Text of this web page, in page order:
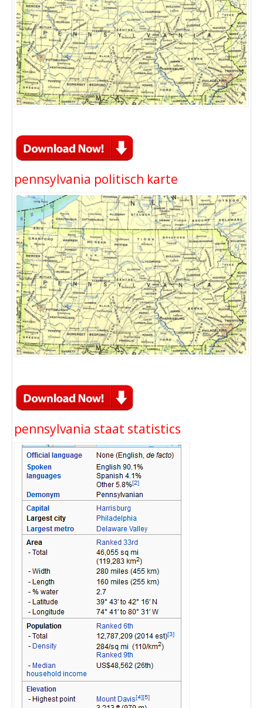
pennsylvania politisch karte
pennsylvania staat statistics